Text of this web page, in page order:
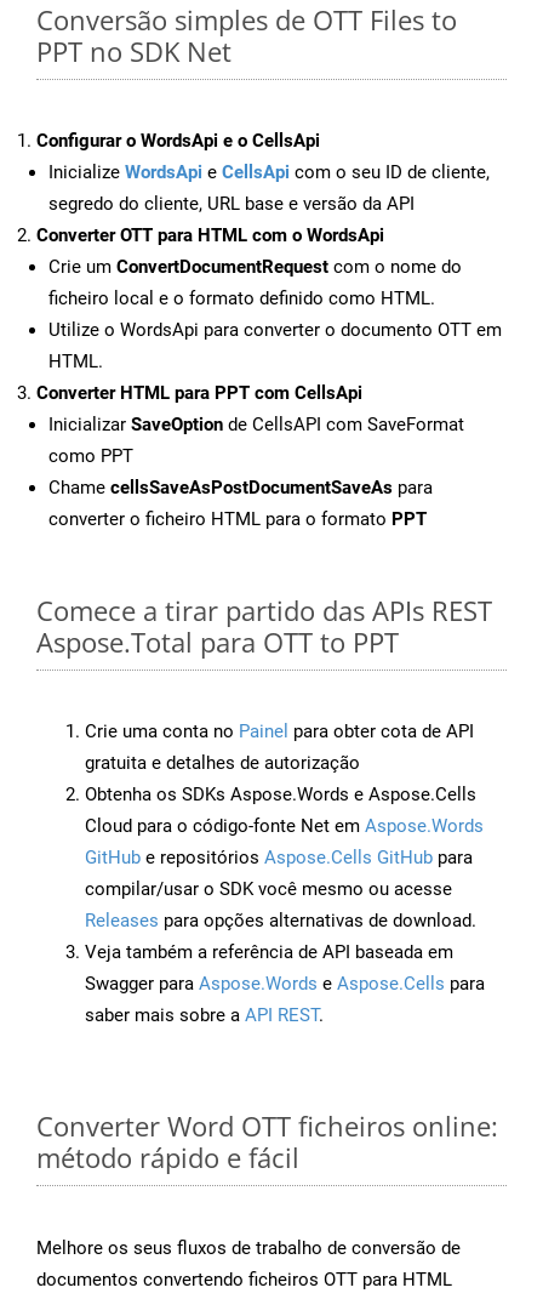
Conversão simples de OTT Files to
PPT no SDK Net
Configurar o WordsApi e o CellsApi
Inicialize WordsApi e CellsApi com o seu ID de cliente,
segredo do cliente, URL base e versão da API
Converter OTT para HTML com o WordsApi
Crie um ConvertDocumentRequest com o nome do
ficheiro local e o formato definido como HTML.
Utilize o WordsApi para converter o documento OTT em
HTML.
Converter HTML para PPT com CellsApi
Inicializar SaveOption de CellsAPI com SaveFormat
como PPT
Chame cellsSaveAsPostDocumentSaveAs para
converter o ficheiro HTML para o formato PPT
Comece a tirar partido das APIs REST
Aspose.Total para OTT to PPT
Crie uma conta no Painel para obter cota de API
gratuita e detalhes de autorização
Obtenha os SDKs Aspose.Words e Aspose.Cells
Cloud para o código-fonte Net em Aspose.Words
GitHub e repositórios Aspose.Cells GitHub para
compilar/usar o SDK você mesmo ou acesse
Releases para opções alternativas de download.
Veja também a referência de API baseada em
Swagger para Aspose.Words e Aspose.Cells para
saber mais sobre a API REST.
Converter Word OTT ficheiros online:
método rápido e fácil
Melhore os seus fluxos de trabalho de conversão de
documentos convertendo ficheiros OTT para HTML